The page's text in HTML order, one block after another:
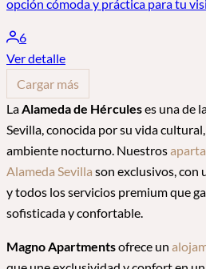
opción cómoda y práctica para tu
6
Ver detalle
Cargar más
LaAlameda de Hérculeses una de
Sevilla, conocida por su vida
ambiente nocturno. Nuestros
Alameda Sevilla son exclusivos, con
y todos los servicios premium que
sofisticada y confortable.
Magno Apartmentsofrece un